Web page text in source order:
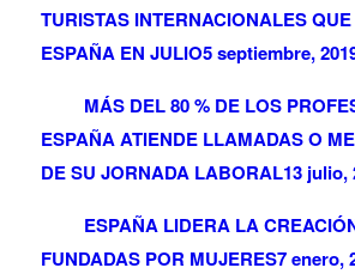
TURISTAS INTERNACIONALES
ESPAÑA EN JULIO5 septiembre,
MÁS DEL 80 % DE LOS
ESPAÑA ATIENDE LLAMADAS O
DE SU JORNADA LABORAL13 julio,
ESPAÑA LIDERA LA
FUNDADAS POR MUJERES7 enero,